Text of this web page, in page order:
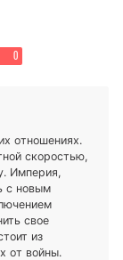
0
отношениях.
скоростью,
Империя,
с новым
свое
из
от войны.